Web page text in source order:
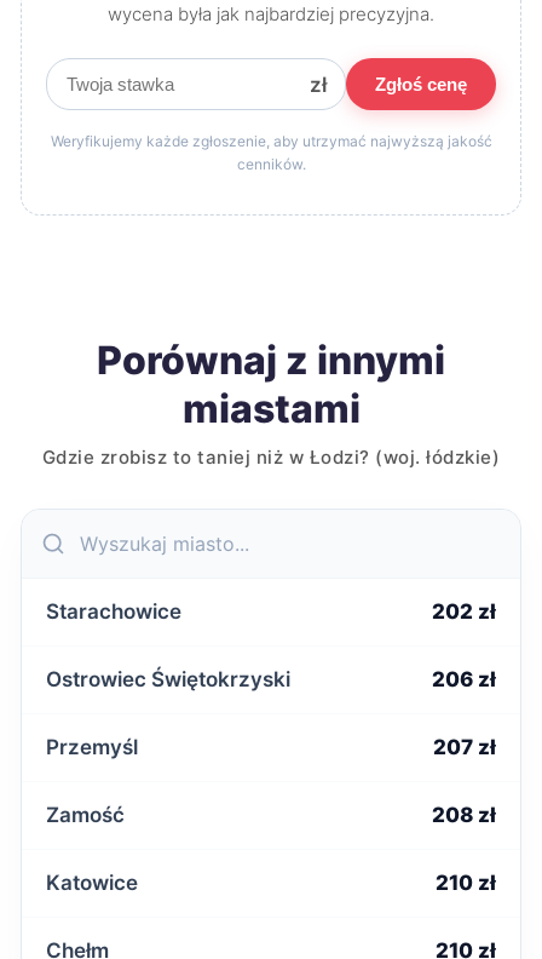
wycena była jak najbardziej precyzyjna.
zł Zgłoś cenę
Weryfikujemy każde zgłoszenie, aby utrzymać najwyższą jakość
cenników.
Porównaj z innymi
miastami
Gdzie zrobisz to taniej niż w Łodzi? (woj. łódzkie)
Starachowice 202 zł
Ostrowiec Świętokrzyski 206 zł
Przemyśl 207 zł
Zamość 208 zł
Katowice 210 zł
Chełm 210 zł